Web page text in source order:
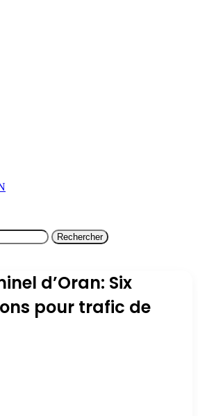
Rechercher
d’Oran: Six
pour trafic de